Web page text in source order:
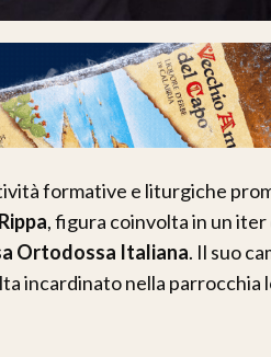
formative e liturgiche
, figura coinvolta in un
Ortodossa Italiana. Il suo
incardinato nella parrocchia